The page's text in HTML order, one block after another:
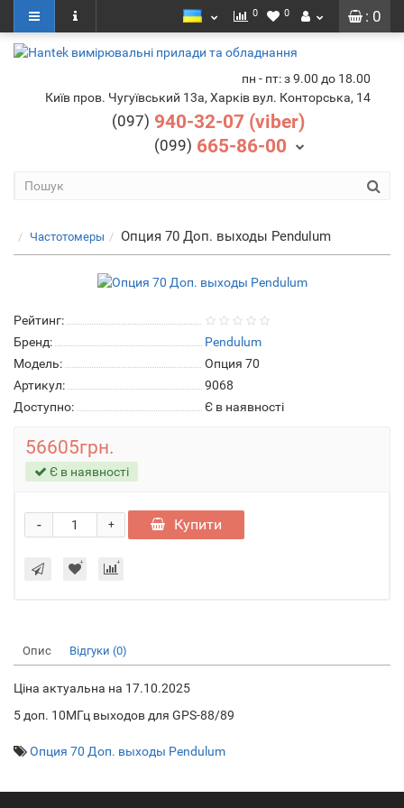
: 0
0 0
пн - пт: з 9.00 до 18.00
Київ пров. Чугуївський 13а, Харків вул. Конторська, 14
(097) 940-32-07 (viber)
(099) 665-86-00
Частотомеры Опция 70 Доп. выходы Pendulum
Рейтинг:
Бренд:
Pendulum
Модель:
Опция 70
Артикул:
9068
Доступно:
Є в наявності
56605грн.
Є в наявності
+
- Купити
Опис Відгуки (0)
Ціна актуальна на 17.10.2025
5 доп. 10МГц выходов для GPS-88/89
Опция 70 Доп. выходы Pendulum